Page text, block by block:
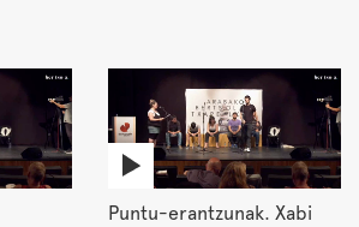
Puntu-erantzunak. Xabi